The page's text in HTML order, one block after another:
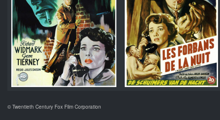
© Twentieth Century Fox Film Corporation